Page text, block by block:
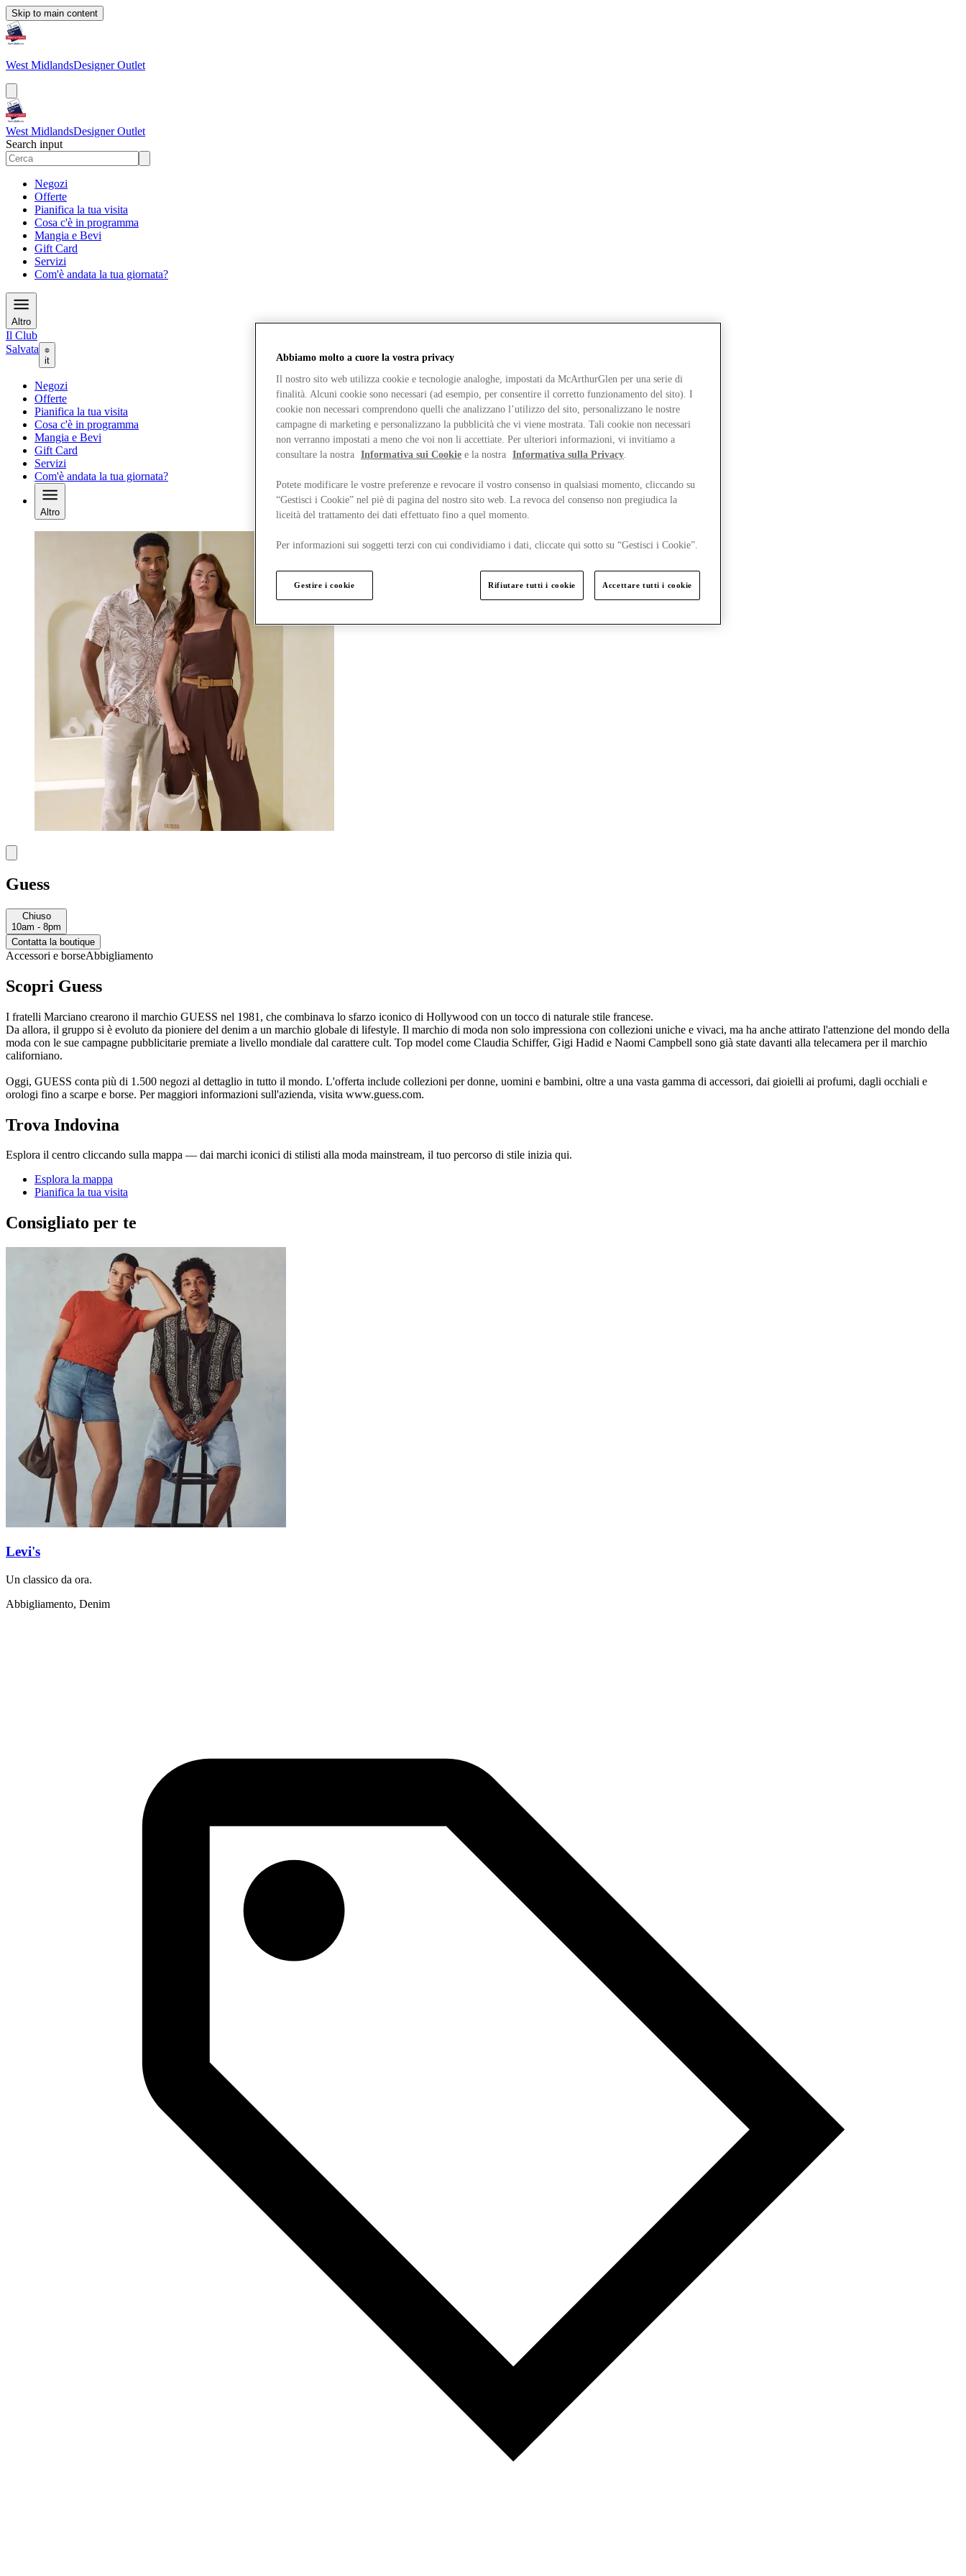
Skip to main content
West MidlandsDesigner Outlet
West MidlandsDesigner Outlet
Search input
Negozi
Offerte
Pianifica la tua visita
Cosa c'è in programma
Mangia e Bevi
Gift Card
Servizi
Com'è andata la tua giornata?
Altro
Il Club
Salvata
it
Negozi
Offerte
Pianifica la tua visita
Cosa c'è in programma
Mangia e Bevi
Gift Card
Servizi
Com'è andata la tua giornata?
Altro
Guess
Chiuso
10am - 8pm
Contatta la boutique
Accessori e borseAbbigliamento
Scopri Guess
I fratelli Marciano crearono il marchio GUESS nel 1981, che combinava lo sfarzo iconico di Hollywood con un tocco di naturale stile francese.
Da allora, il gruppo si è evoluto da pioniere del denim a un marchio globale di lifestyle. Il marchio di moda non solo impressiona con collezioni uniche e vivaci, ma ha anche attirato l'attenzione del mondo della
moda con le sue campagne pubblicitarie premiate a livello mondiale dal carattere cult. Top model come Claudia Schiffer, Gigi Hadid e Naomi Campbell sono già state davanti alla telecamera per il marchio
californiano.
Oggi, GUESS conta più di 1.500 negozi al dettaglio in tutto il mondo. L'offerta include collezioni per donne, uomini e bambini, oltre a una vasta gamma di accessori, dai gioielli ai profumi, dagli occhiali e
orologi fino a scarpe e borse. Per maggiori informazioni sull'azienda, visita www.guess.com.
Trova Indovina
Esplora il centro cliccando sulla mappa — dai marchi iconici di stilisti alla moda mainstream, il tuo percorso di stile inizia qui.
Esplora la mappa
Pianifica la tua visita
Consigliato per te
Levi's
Un classico da ora.
Abbigliamento, Denim
Abbiamo molto a cuore la vostra privacy
Il nostro sito web utilizza cookie e tecnologie analoghe, impostati da McArthurGlen per una serie di
finalità. Alcuni cookie sono necessari (ad esempio, per consentire il corretto funzionamento del sito). I
cookie non necessari comprendono quelli che analizzano l’utilizzo del sito, personalizzano le nostre
campagne di marketing e personalizzano la pubblicità che vi viene mostrata. Tali cookie non necessari
non verranno impostati a meno che voi non li accettiate. Per ulteriori informazioni, vi invitiamo a
consultare la nostra Informativa sui Cookie e la nostra Informativa sulla Privacy.
Potete modificare le vostre preferenze e revocare il vostro consenso in qualsiasi momento, cliccando su
“Gestisci i Cookie” nel piè di pagina del nostro sito web. La revoca del consenso non pregiudica la
liceità del trattamento dei dati effettuato fino a quel momento.
Per informazioni sui soggetti terzi con cui condividiamo i dati, cliccate qui sotto su “Gestisci i Cookie”.
Gestire i cookie Rifiutare tutti i cookie Accettare tutti i cookie